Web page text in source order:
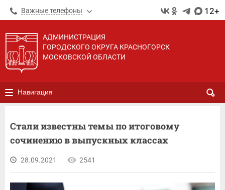
Важные телефоны 12+
АДМИНИСТРАЦИЯ
ГОРОДСКОГО ОКРУГА КРАСНОГОРСК
МОСКОВСКОЙ ОБЛАСТИ
Навигация
Стали известны темы по итоговому
сочинению в выпускных классах
28.09.2021 2541